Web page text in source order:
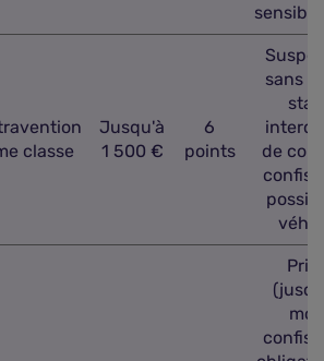
classe
Jusqu'à
1 500 €
6
points
sans
de